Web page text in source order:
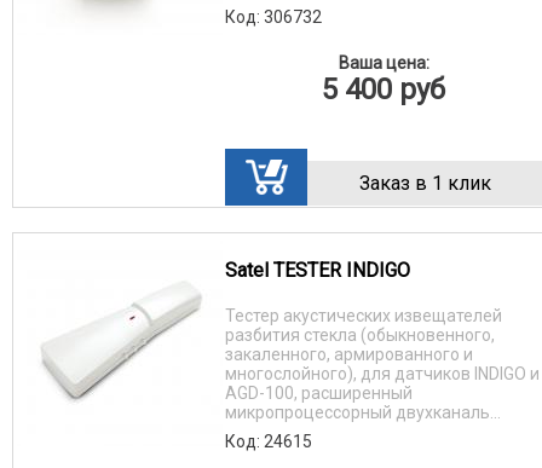
Код: 306732
Ваша цена:
5 400 руб
Заказ в 1 клик
Satel TESTER INDIGO
Тестер акустических извещателей
разбития стекла (обыкновенного,
закаленного, армированного и
многослойного), для датчиков INDIGO и
AGD-100, расширенный
микропроцессорный двухканаль...
Код: 24615